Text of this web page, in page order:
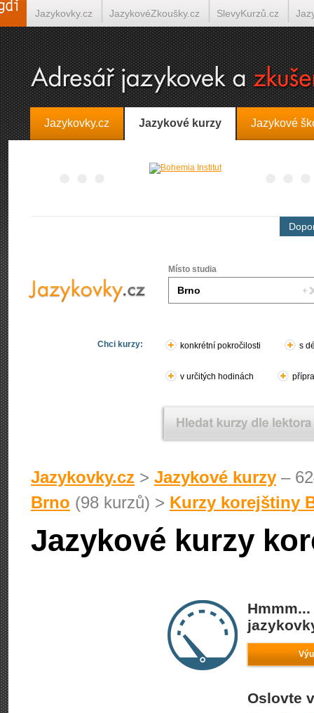
Jazykovky.cz Jazykové kurzy Jazykové
Místo studia
Chci kurzy: konkrétní pokročilosti s
v určitých hodinách
Jazykovky.cz > Jazykové kurzy –
Brno (98 kurzů) > Kurzy korejštiny
Jazykové kurzy
Oslovte
Jazykovky.cz JazykovéZkoušky.cz SlevyKurzů.cz
Španělština on-line Italština on-line Tlumočení-